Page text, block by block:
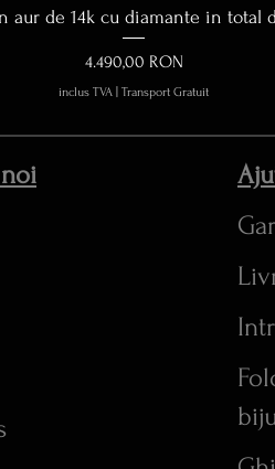
Afișare rapidă
aur de 14k cu diamante in total
Preț
4.490,00 RON
inclus TVA Transport Gratuit